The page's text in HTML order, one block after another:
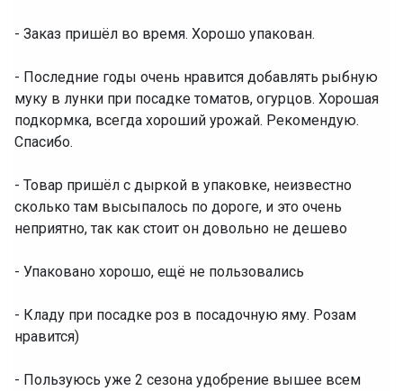
- Заказ пришёл во время. Хорошо упакован.
- Последние годы очень нравится добавлять рыбную
муку в лунки при посадке томатов, огурцов. Хорошая
подкормка, всегда хороший урожай. Рекомендую.
Спасибо.
- Товар пришёл с дыркой в упаковке, неизвестно
сколько там высыпалось по дороге, и это очень
неприятно, так как стоит он довольно не дешево
- Упаковано хорошо, ещё не пользовались
- Кладу при посадке роз в посадочную яму. Розам
нравится)
- Пользуюсь уже 2 сезона удобрение вышее всем